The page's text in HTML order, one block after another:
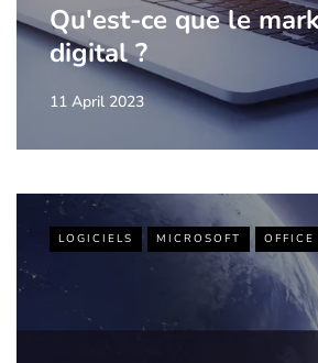
Qu'est-ce que le
digital ?
11 April 2023
LOGICIELS MICROSOFT OFFICE